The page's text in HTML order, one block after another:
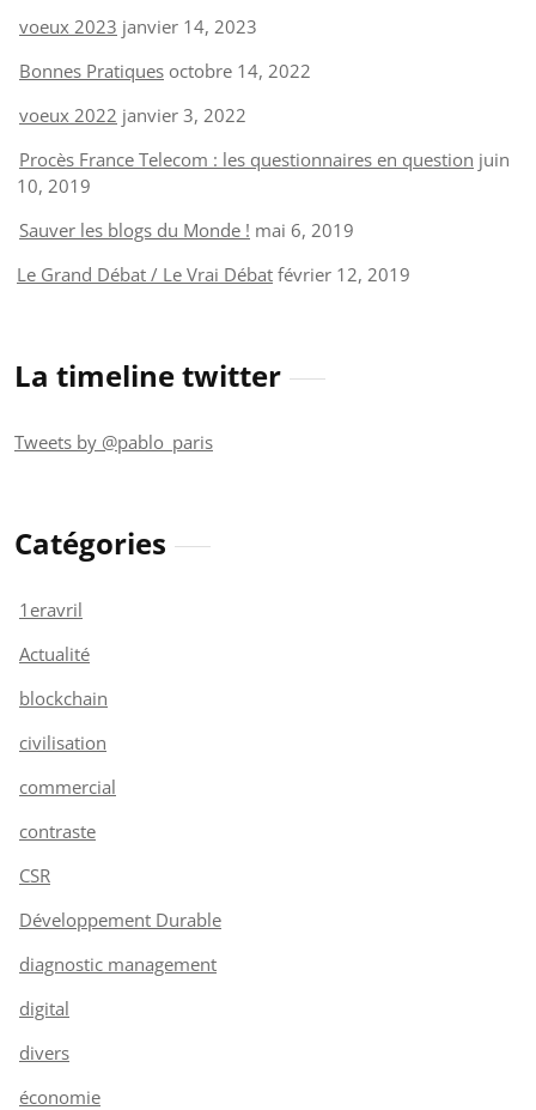
voeux 2023 janvier 14, 2023
Bonnes Pratiques octobre 14, 2022
voeux 2022 janvier 3, 2022
Procès France Telecom : les questionnaires en question juin
10, 2019
Sauver les blogs du Monde ! mai 6, 2019
Le Grand Débat / Le Vrai Débat février 12, 2019
La timeline twitter
Tweets by @pablo_paris
Catégories
1eravril
Actualité
blockchain
civilisation
commercial
contraste
CSR
Développement Durable
diagnostic management
digital
divers
économie